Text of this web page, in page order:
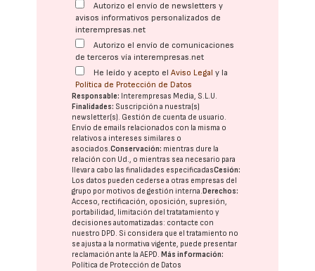
Autorizo el envío de newsletters y
avisos informativos personalizados de
interempresas.net
Autorizo el envío de comunicaciones
de terceros vía interempresas.net
He leído y acepto elAviso Legal y la
Política de Protección de Datos
Responsable: Interempresas Media, S.L.U.
Finalidades: Suscripción a nuestra(s)
newsletter(s). Gestión de cuenta de usuario.
Envío de emails relacionados con la misma o
relativos a intereses similares o
asociados.Conservación: mientras dure la
relación con Ud., o mientras sea necesario para
llevar a cabo las finalidades especificadasCesión:
Los datos pueden cederse a otras empresas del
grupo por motivos de gestión interna. Derechos:
Acceso, rectificación, oposición, supresión,
portabilidad, limitación del tratatamiento y
decisiones automatizadas: contacte con
nuestro DPD. Si considera que el tratamiento no
se ajusta a la normativa vigente, puede presentar
reclamación ante laAEPD. Más información:
Política de Protección de Datos